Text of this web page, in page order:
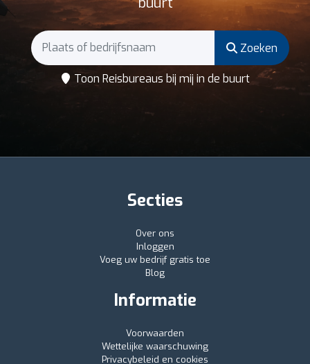
Zoeken
Toon Reisbureaus bij mij in de buurt
Secties
Over ons
Inloggen
Voeg uw bedrijf gratis toe
Blog
Informatie
Voorwaarden
Wettelijke waarschuwing
Privacybeleid en cookies